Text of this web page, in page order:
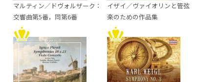
マルティン／ドヴォルザーク：
交響曲第5番，同第6番
イザイ／ヴァイオリンと管弦
楽のための作品集